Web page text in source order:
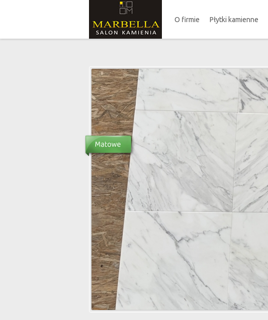
O firmie Płytki kamienne